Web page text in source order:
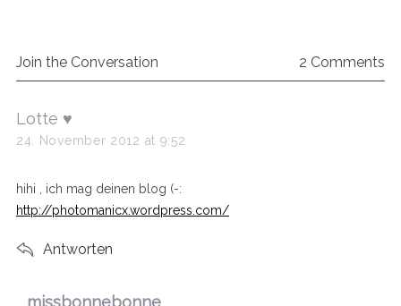
Join the Conversation 2 Comments
s
a
s
:
Lotte ♥
24. November 2012 at 9:52
hihi , ich mag deinen blog (-:
http://photomanicx.wordpress.com/
Antworten
s
missbonnebonne